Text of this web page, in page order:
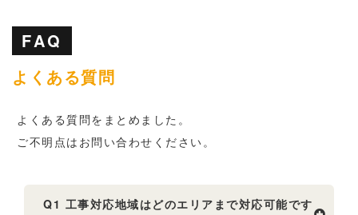
FAQ
よくある質問
よくある質問をまとめました。
ご不明点はお問い合わせください。
Q1 工事対応地域はどのエリアまで対応可能です